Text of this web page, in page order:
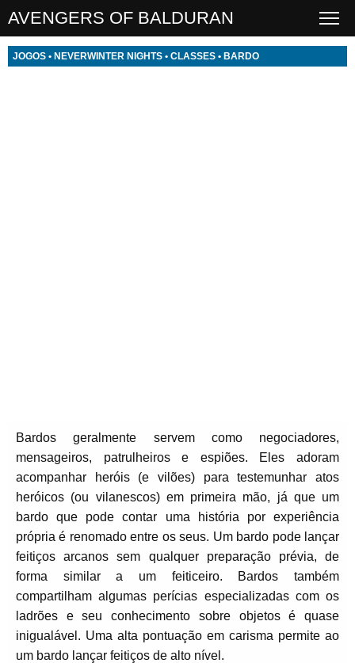
AVENGERS OF BALDURAN
JOGOS • NEVERWINTER NIGHTS • CLASSES • BARDO
Bardos geralmente servem como negociadores,
mensageiros, patrulheiros e espiões. Eles adoram
acompanhar heróis (e vilões) para testemunhar atos
heróicos (ou vilanescos) em primeira mão, já que um
bardo que pode contar uma história por experiência
própria é renomado entre os seus. Um bardo pode lançar
feitiços arcanos sem qualquer preparação prévia, de
forma similar a um feiticeiro. Bardos também
compartilham algumas perícias especializadas com os
ladrões e seu conhecimento sobre objetos é quase
inigualável. Uma alta pontuação em carisma permite ao
um bardo lançar feitiços de alto nível.